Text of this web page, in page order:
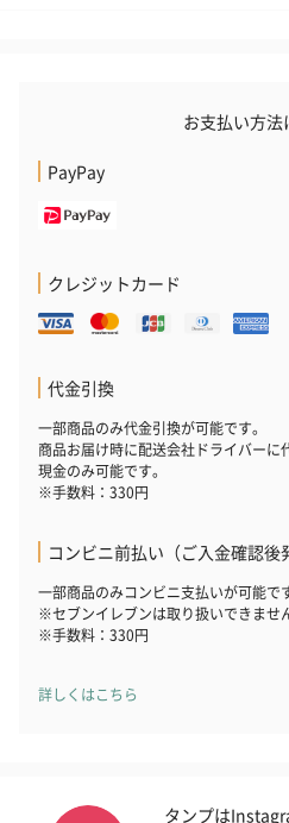
花束ハンドタオル（ピ
ンク）（1,760円）
ルー）
キャンドル・お香
キャンドル・お香を同梱してお届け
フラッグカプセル：イ
お支払い方法
PayPay
クレジットカード
代金引換
一部商品のみ代金引換が可能です。
商品お届け時に配送会社ドライバー
現金のみ可能です。
※手数料：330円
コンビニ前払い（ご入金確認後
一部商品のみコンビニ支払いが可能で
※セブンイレブンは取り扱いできません
※手数料：330円
詳しくはこちら
タンプは